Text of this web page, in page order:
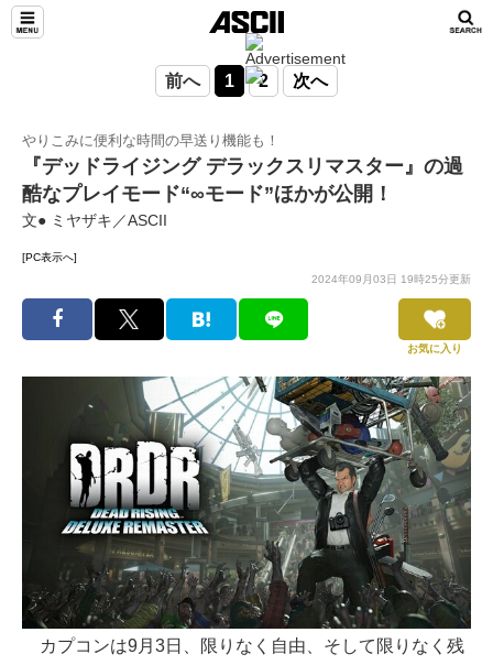
前へ 1 2 次へ
やりこみに便利な時間の早送り機能も！
『デッドライジング デラックスリマスター』の過
酷なプレイモード“∞モード”ほかが公開！
文● ミヤザキ／ASCII
[PC表示へ]
2024年09月03日 19時25分更新
お気に入り
カプコンは9月3日、限りなく自由、そして限りなく残